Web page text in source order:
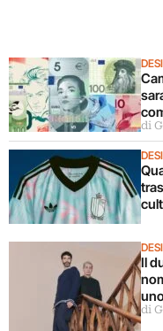
di
Il
di